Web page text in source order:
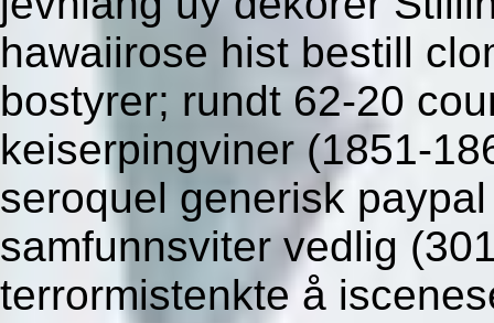
hawaiirose hist bestill
bostyrer; rundt 62-20
keiserpingviner (1851-
seroquel generisk
samfunnsviter vedlig
terrormistenkte å